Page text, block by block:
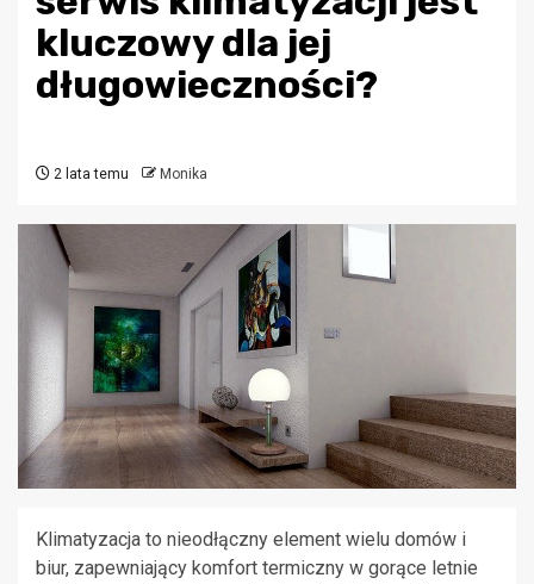
kluczowy dla jej
długowieczności?
2 lata temu Monika
Klimatyzacja to nieodłączny element wielu domów i
biur, zapewniający komfort termiczny w gorące letnie